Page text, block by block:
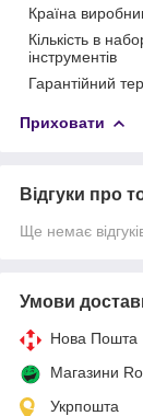
Країна
Кількість в
інструментів
Гарантійний
Приховати
Відгуки про
Ще немає
Умови
Нова Пошта
Магазини
Укрпошта